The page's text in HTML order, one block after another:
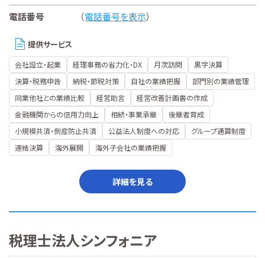
電話番号
（電話番号を表示）
提供サービス
会社設立・起業 経理事務の省力化・DX 月次訪問
黒字決算
決算・税務申告
納税・節税対策 自社の業績把握
部門別の業績管理
同業他社との業績比較
経営助言
経営改善計画書の作成
金融機関からの信用力向上
相続・事業承継
後継者育成
小規模共済・倒産防止共済
公益法人制度への対応
グループ通算制度
連結決算
海外展開 海外子会社の業績把握
詳細を見る
税理士法人シンフォニア